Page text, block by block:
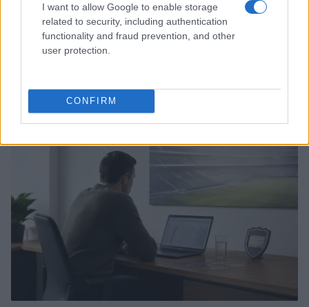
I want to allow Google to enable storage
related to security, including authentication
functionality and fraud prevention, and other
user protection.
CONFIRM
Ilaria Mauri · 10 Ago 2026
CALCIO